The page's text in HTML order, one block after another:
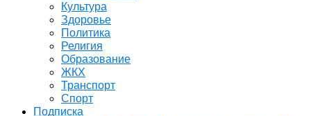
Культура
Здоровье
Политика
Религия
Образование
ЖКХ
Транспорт
Спорт
Подписка